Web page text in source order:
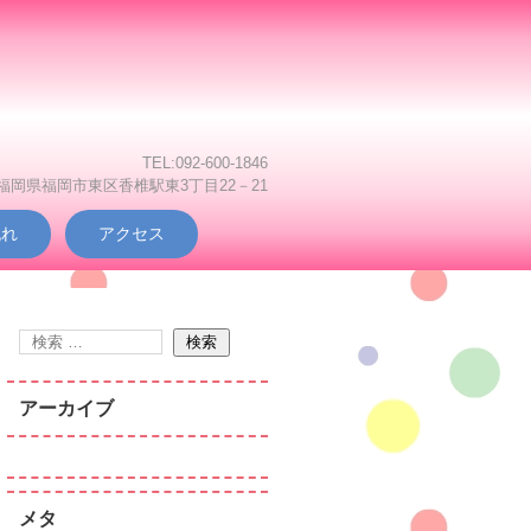
TEL:092-600-1846
県福岡市東区香椎駅東3丁目22－21
アクセス
アーカイブ
メタ